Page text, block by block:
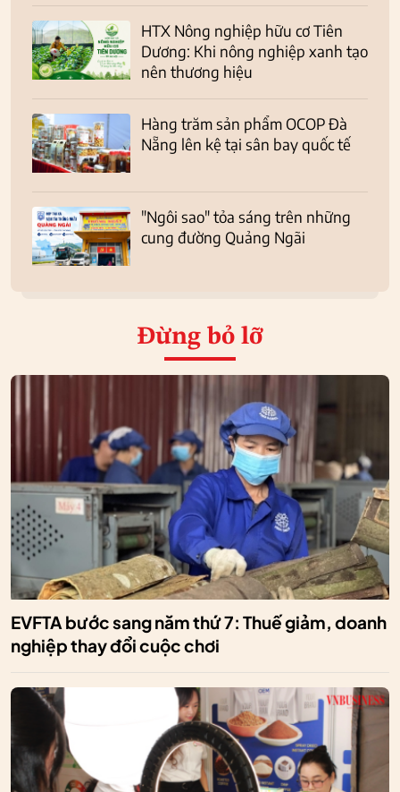
HTX Nông nghiệp hữu cơ Tiên
Dương: Khi nông nghiệp xanh tạo
nên thương hiệu
Hàng trăm sản phẩm OCOP Đà
Nẵng lên kệ tại sân bay quốc tế
"Ngôi sao" tỏa sáng trên những
cung đường Quảng Ngãi
Đừng bỏ lỡ
EVFTA bước sang năm thứ 7: Thuế giảm, doanh
nghiệp thay đổi cuộc chơi